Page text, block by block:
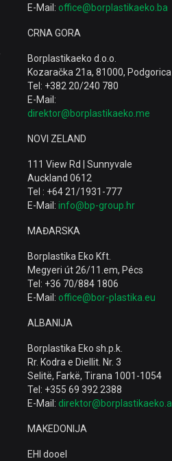
E-Mail: office@borplastikaeko.ba
CRNA GORA
Borplastikaeko d.o.o.
Kozaračka 21a, 81000, Podgorica
Tel: +382 20/240 780
E-Mail:
direktor@borplastikaeko.me
NOVI ZELAND
111 View Rd | Sunnyvale
Auckland 0612
Tel : +64 21/1931-777
E-Mail: info@bp-group.hr
MAĐARSKA
Borplastika Eko Kft.
Megyeri út 26/11.em, Pécs
Tel: +36 70/884 1806
E-Mail: office@bor-plastika.eu
ALBANIJA
Borplastika Eko sh.p.k.
Rr. Kodra e Diellit. Nr. 3
Selitë, Farkë, Tirana 1001-1054
Tel: +355 69 392 2388
E-Mail: direktor@borplastikaeko.al
MAKEDONIJA
EHI dooel